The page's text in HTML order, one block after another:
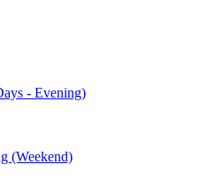
- Evening)
(Weekend)